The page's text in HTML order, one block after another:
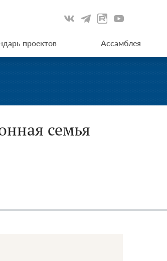
проектов Ассамблея
семья